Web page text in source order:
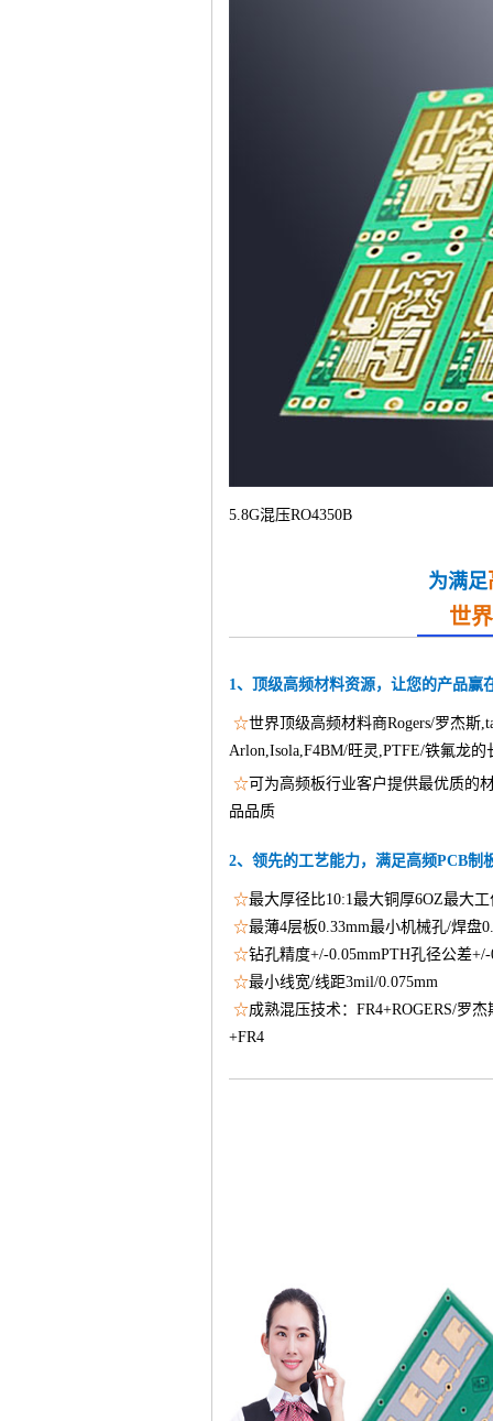
5.8G混压RO4350B
为满足
世
1、顶级高频材料资源，让您的产品赢
☆世界顶级高频材料商Rogers/罗杰斯
Arlon,Isola,F4BM/旺灵,PTFE/铁氟龙
☆可为高频板行业客户提供最优质的
品品质
2、领先的工艺能力，满足高频PCB制
☆最大厚径比10:1最大铜厚6OZ最大工
☆最薄4层板0.33mm最小机械孔/焊盘
☆钻孔精度+/-0.05mmPTH孔径公差+/-
☆最小线宽/线距3mil/0.075mm
☆成熟混压技术：FR4+ROGERS/罗
+FR4